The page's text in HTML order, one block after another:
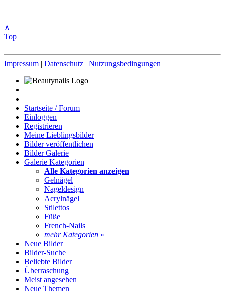
∧
Top
Impressum | Datenschutz | Nutzungsbedingungen
Startseite / Forum
Einloggen
Registrieren
Meine Lieblingsbilder
Bilder veröffentlichen
Bilder Galerie
Galerie Kategorien
Alle Kategorien anzeigen
Gelnägel
Nageldesign
Acrylnägel
Stilettos
Füße
French-Nails
mehr Kategorien »
Neue Bilder
Bilder-Suche
Beliebte Bilder
Überraschung
Meist angesehen
Neue Themen